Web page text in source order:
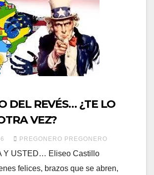
DEL REVÉS… ¿TE LO
VEZ?
PREGONERO PREGONERO
Y USTED… Eliseo Castillo
felices, brazos que se abren,